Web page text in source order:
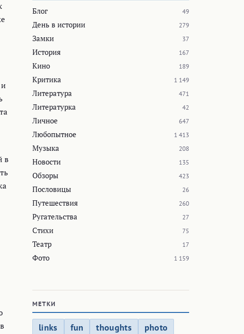
в
Блог 49
День в истории 279
Замки 37
История 167
Кино 189
Критика 1 149
Литература 471
Литературка 42
Личное 647
Любопытное 1 413
Музыка 208
Новости 135
Обзоры 423
Пословицы 26
Путешествия 260
Ругательства 27
Стихи 75
Театр 17
Фото 1 159
МЕТКИ
links fun thoughts
photo